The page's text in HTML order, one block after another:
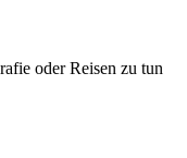
oder Reisen zu tun